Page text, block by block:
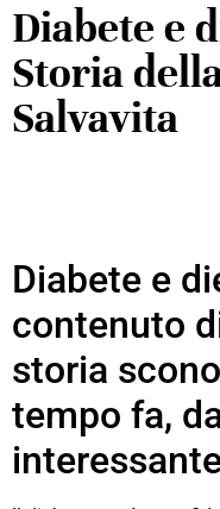
Diabete e
Storia
Salvavita
Diabete e
contenuto
storia
tempo fa,